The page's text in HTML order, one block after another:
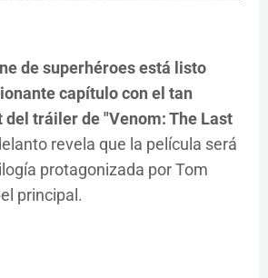
de superhéroes está listo
capítulo con el tan
del tráiler de "Venom: The Last
revela que la película será
protagonizada por Tom
principal.